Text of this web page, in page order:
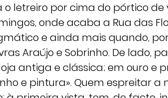
o letreiro por cima do pórtico de
onde acaba a Rua das
e ainda mais quando,
Araújo e Sobrinho. De lado,
antiga e clássica; em ouro e
e pintura». Quem espreitar